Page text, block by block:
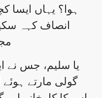
ہوا؟ یہاں
انصاف کہہ
یا سلیم، جس نے
گولی مارتے ہوئے